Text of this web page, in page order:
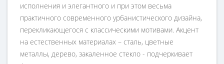
исполнения и элегантного и при этом весьма
практичного современного урбанистического дизайна,
перекликающегося с классическими мотивами. Акцент
на естественных материалах – сталь, цветные
металлы, дерево, закаленное стекло - подчеркивает